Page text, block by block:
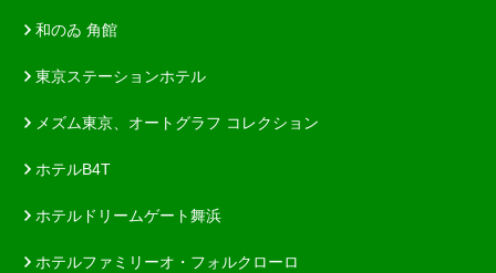
和のゐ 角館
東京ステーションホテル
メズム東京、オートグラフ コレクション
ホテルB4T
ホテルドリームゲート舞浜
ホテルファミリーオ・フォルクローロ